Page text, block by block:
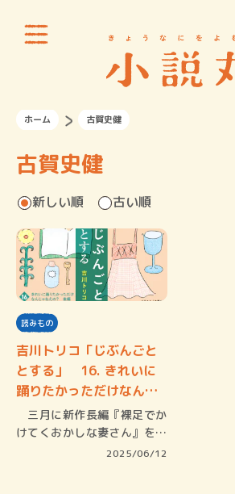
ホーム 古賀史健
古賀史健
新しい順 古い順
読みもの
吉川トリコ「じぶんごと
とする」 16. きれいに
踊りたかっただけなん
じ…
三月に新作長編『裸足でか
けてくおかしな妻さん』を刊
2025/06/12